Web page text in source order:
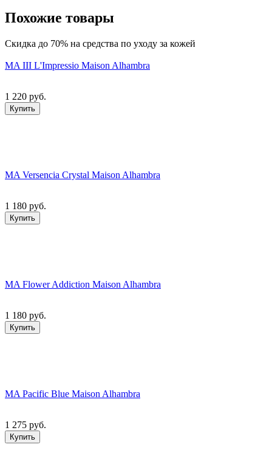
Похожие товары
Скидка до 70% на средства по уходу за кожей
MA III L'Impressio Maison Alhambra
1 220 руб.
Купить
MA Versencia Crystal Maison Alhambra
1 180 руб.
Купить
MA Flower Addiction Maison Alhambra
1 180 руб.
Купить
MA Pacific Blue Maison Alhambra
1 275 руб.
Купить